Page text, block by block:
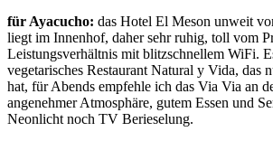
für Ayacucho: das Hotel El Meson unweit
liegt im Innenhof, daher sehr ruhig, toll vom
Leistungsverhältnis mit blitzschnellem WiFi.
vegetarisches Restaurant Natural y Vida, das
hat, für Abends empfehle ich das Via Via an
angenehmer Atmosphäre, gutem Essen und
Neonlicht noch TV Berieselung.